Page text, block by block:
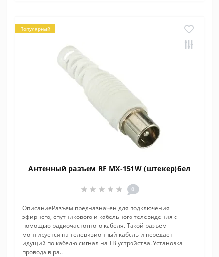
Популярный
Антенный разъем RF MX-151W (штекер)бел
0
ОписаниеРазъем предназначен для подключения
эфирного, спутникового и кабельного телевидения с
помощью радиочастотного кабеля. Такой разъем
монтируется на телевизионный кабель и передает
идущий по кабелю сигнал на ТВ устройства. Установка
провода в ра..